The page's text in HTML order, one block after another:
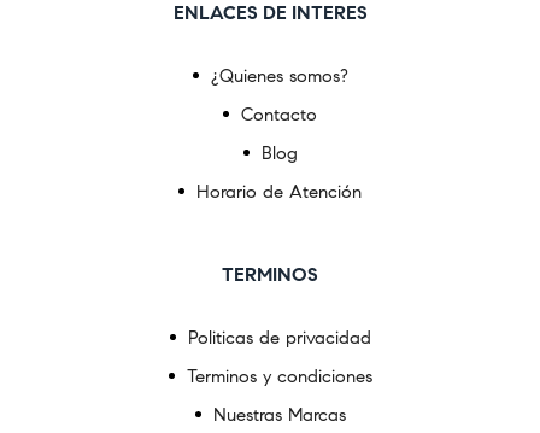
ENLACES DE INTERES
¿Quienes somos?
Contacto
Blog
Horario de Atención
TERMINOS
Politicas de privacidad
Terminos y condiciones
Nuestras Marcas